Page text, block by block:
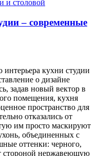
и столовой
– современные
кухни студии
о дизайне
задав новый вектор в
помещения, кухня
пространство для
отказались от
им просто маскируют
объединенных с
оттенки: черного,
стороной нержавеющую